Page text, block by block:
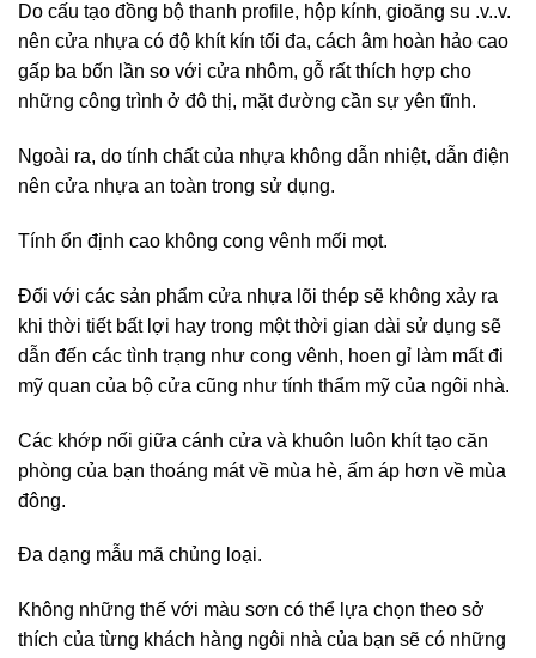
Do cấu tạo đồng bộ thanh profile, hộp kính, gioăng su .v..v.
nên cửa nhựa có độ khít kín tối đa, cách âm hoàn hảo cao
gấp ba bốn lần so với cửa nhôm, gỗ rất thích hợp cho
những công trình ở đô thị, mặt đường cần sự yên tĩnh.
Ngoài ra, do tính chất của nhựa không dẫn nhiệt, dẫn điện
nên cửa nhựa an toàn trong sử dụng.
Tính ổn định cao không cong vênh mối mọt.
Đối với các sản phẩm cửa nhựa lõi thép sẽ không xảy ra
khi thời tiết bất lợi hay trong một thời gian dài sử dụng sẽ
dẫn đến các tình trạng như cong vênh, hoen gỉ làm mất đi
mỹ quan của bộ cửa cũng như tính thẩm mỹ của ngôi nhà.
Các khớp nối giữa cánh cửa và khuôn luôn khít tạo căn
phòng của bạn thoáng mát về mùa hè, ấm áp hơn về mùa
đông.
Đa dạng mẫu mã chủng loại.
Không những thế với màu sơn có thể lựa chọn theo sở
thích của từng khách hàng ngôi nhà của bạn sẽ có những